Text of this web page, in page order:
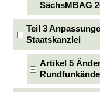
SächsMBAG
Teil 3
Staatskanzlei
Artikel 5